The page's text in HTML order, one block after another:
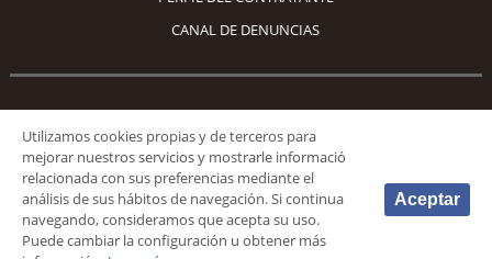
CANAL DE DENUNCIAS
Síguenos
© 2026 Fundación Deportiva Municipal Valencia |AVISO LEGAL
Utilizamos cookies propias y de terceros para
mejorar nuestros servicios y mostrarle informació
relacionada con sus preferencias mediante el
análisis de sus hábitos de navegación. Si continua
navegando, consideramos que acepta su uso.
Puede cambiar la configuración u obtener más
Aceptar